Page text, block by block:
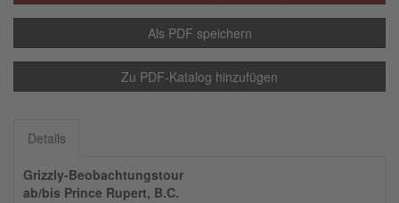
Als PDF speichern
Zu PDF-Katalog hinzufügen
Details
Grizzly-Beobachtungstour
ab/bis Prince Rupert, B.C.